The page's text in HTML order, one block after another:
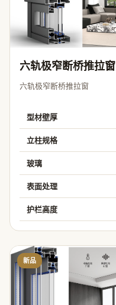
六轨极窄断桥推拉窗
六轨极窄断桥推拉窗
型材壁厚
立柱规格
玻璃
表面处理
护栏高度
新品